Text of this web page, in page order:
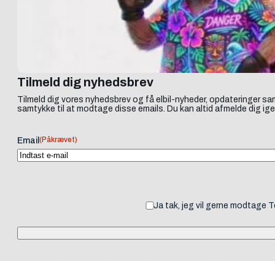
Tilmeld dig nyhedsbrev
Tilmeld dig vores nyhedsbrev og få elbil-nyheder, opdateringer
samtykke til at modtage disse emails. Du kan altid afmelde dig
Email (Påkrævet)
Ja tak, jeg vil gerne modtage